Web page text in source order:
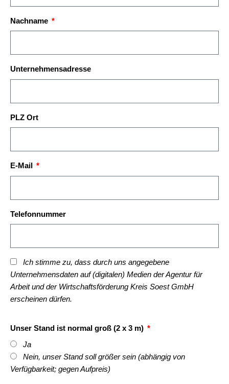
Nachname
Unternehmensadresse
PLZ Ort
E-Mail
Telefonnummer
Ich stimme zu, dass durch uns angegebene
Unternehmensdaten auf (digitalen) Medien der Agentur für
Arbeit und der Wirtschaftsförderung Kreis Soest GmbH
erscheinen dürfen.
Unser Stand ist normal groß (2 x 3 m)
Ja
Nein, unser Stand soll größer sein (abhängig von
Verfügbarkeit; gegen Aufpreis)